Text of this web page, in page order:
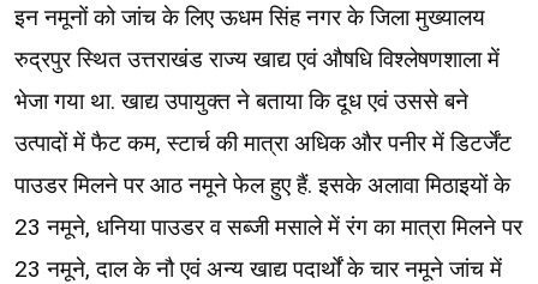
इन नमूनों को जांच के लिए ऊधम सिंह नगर के जिला मुख्यालय
रुद्रपुर स्थित उत्तराखंड राज्य खाद्य एवं औषधि विश्लेषणशाला में
भेजा गया था. खाद्य उपायुक्त ने बताया कि दूध एवं उससे बने
उत्पादों में फैट कम, स्टार्च की मात्रा अधिक और पनीर में डिटर्जेंट
पाउडर मिलने पर आठ नमूने फेल हुए हैं. इसके अलावा मिठाइयों के
23 नमूने, धनिया पाउडर व सब्जी मसाले में रंग का मात्रा मिलने पर
23 नमूने, दाल के नौ एवं अन्य खाद्य पदार्थों के चार नमूने जांच में